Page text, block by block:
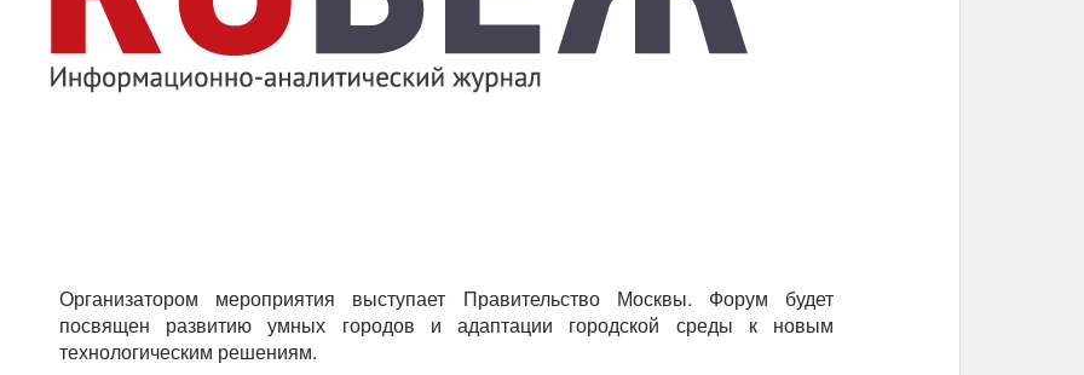
Организатором мероприятия выступает Правительство Москвы. Форум будет
посвящен развитию умных городов и адаптации городской среды к новым
технологическим решениям.